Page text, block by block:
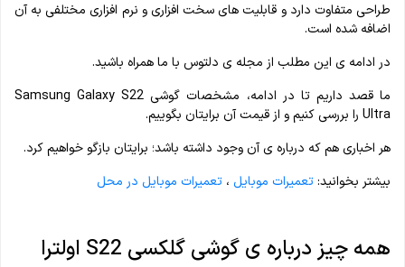
طراحی متفاوت دارد و قابلیت های سخت افزاری و نرم افزاری مختلفی به آن
اضافه شده است.
در ادامه ی این مطلب از مجله ی دلتوس با ما همراه باشید.
ما قصد داریم تا در ادامه، مشخصات گوشی Samsung Galaxy S22
Ultra را بررسی کنیم و از قیمت آن برایتان بگوییم.
هر اخباری هم که درباره ی آن وجود داشته باشد؛ برایتان بازگو خواهیم کرد.
بیشتر بخوانید:تعمیرات موبایل ، تعمیرات موبایل در محل
همه چیز درباره ی گوشی گلکسی S22 اولترا